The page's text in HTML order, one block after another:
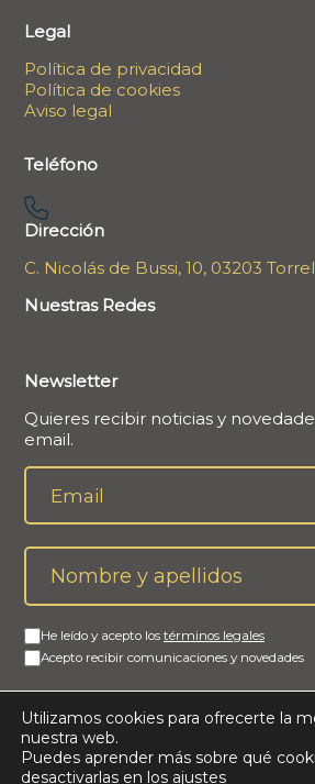
Legal
Política de privacidad
Política de cookies
Aviso legal
Teléfono
Dirección
C. Nicolás de Bussi, 10, 03203
Nuestras Redes
Newsletter
Quieres recibir noticias y
email.
He leído y acepto los términos legales
Acepto recibir comunicaciones y novedades
Utilizamos cookies para ofrecerte la
nuestra web.
Puedes aprender más sobre qué
desactivarlas en los ajustes